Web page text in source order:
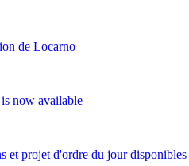
de Locarno
now available
et projet d'ordre du jour disponibles